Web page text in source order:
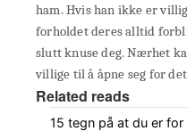
ham. Hvis han ikke er
forholdet deres alltid
slutt knuse deg. Nærhet
villige til å åpne seg for
Related reads
15 tegn på at du er